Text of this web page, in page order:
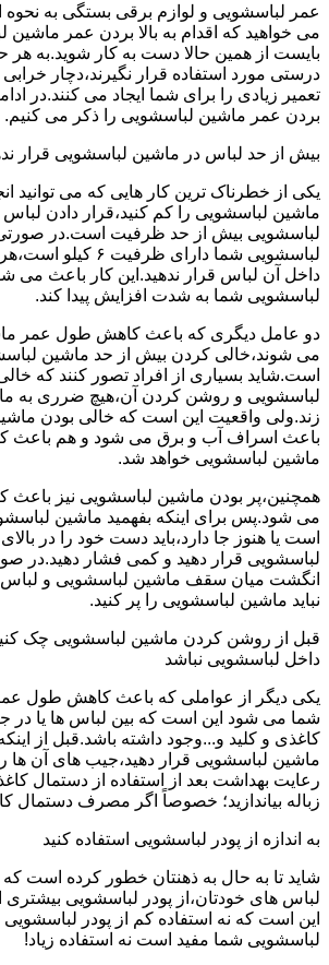
عمر لباسشویی و لوازم برقی بستگی به نحوه
می خواهید که اقدام به بالا بردن عمر ماشین
بایست از همین حالا دست به کار شوید.به هر
درستی مورد استفاده قرار نگیرند،دچار
بردن عمر ماشین لباسشویی را ذکر می کنیم.
بیش از حد لباس در ماشین لباسشویی قرار
یکی از خطرناک ترین کار هایی که می توانید
ماشین لباسشویی را کم کنید،قرار دادن
لباسشویی بیش از حد ظرفیت است.در
داخل آن لباس قرار ندهید.این کار باعث می
لباسشویی شما به شدت افزایش پیدا کند.
دو عامل دیگری که باعث کاهش طول عمر
می شوند،خالی کردن بیش از حد ماشین
است.شاید بسیاری از افراد تصور کنند که
لباسشویی و روشن کردن آن،هیچ ضرری به
زند.ولی واقعیت این است که خالی بودن
باعث اسراف آب و برق می شود و هم باعث
ماشین لباسشویی خواهد شد.
همچنین،پر بودن ماشین لباسشویی نیز
می شود.پس برای اینکه بفهمید ماشین
است یا هنوز جا دارد،باید دست خود را در
انگشت میان سقف ماشین لباسشویی و لباس
نباید ماشین لباسشویی را پر کنید.
قبل از روشن کردن ماشین لباسشویی چک
داخل لباسشویی نباشد
یکی دیگر از عواملی که باعث کاهش طول
شما می شود این است که بین لباس ها یا در
کاغذی و کلید و...وجود داشته باشد.قبل از
ماشین لباسشویی قرار دهید،جیب های آن ها
رعایت بهداشت بعد از استفاده از دستمال
زباله بیاندازید؛ خصوصاً اگر مصرف دستمال
به اندازه از پودر لباسشویی استفاده کنید
شاید تا به حال به ذهنتان خطور کرده است
لباس های خودتان،از پودر لباسشویی بیشتری
این است که نه استفاده کم از پودر
لباسشویی شما مفید است نه استفاده زیاد!